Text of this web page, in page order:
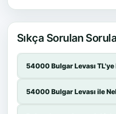
Sıkça Sorulan
54000 Bulgar Levası TL'ye
54000 Bulgar Levası ile